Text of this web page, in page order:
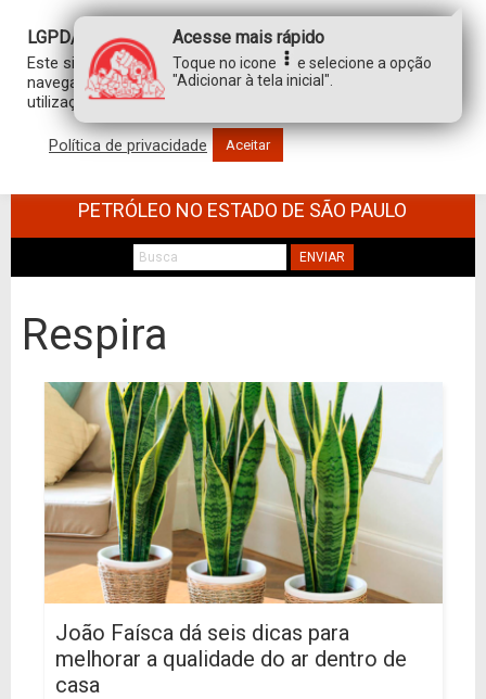
SINDICATO DOS TRABALHADORES NO
PETRÓLEO NO ESTADO DE SÃO PAULO
ENVIAR
Respira
João Faísca dá seis dicas para
melhorar a qualidade do ar dentro de
casa
LGPD/GDPR
Este site usa cookies para personalizar sua experiência de
navegação. Ao clicar em “aceitar”, você concorda com a
utilização de TODOS os cookies.
Política de privacidade Aceitar
Acesse mais rápido
Toque no icone
e selecione a opção
"Adicionar à tela inicial".